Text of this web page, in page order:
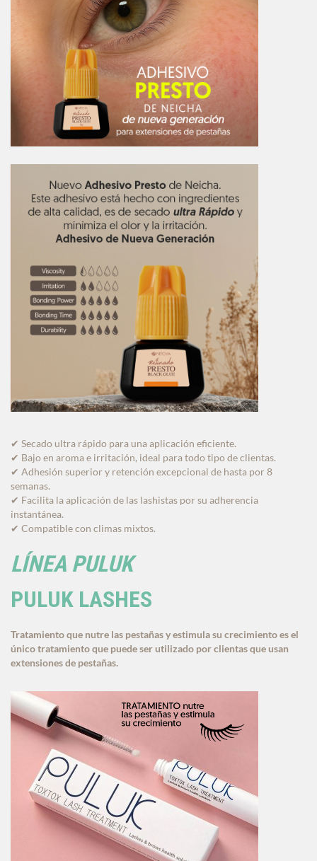
✔ Secado ultra rápido para una aplicación eficiente.
✔ Bajo en aroma e irritación, ideal para todo tipo de clientas.
✔ Adhesión superior y retención excepcional de hasta por 8
semanas.
✔ Facilita la aplicación de las lashistas por su adherencia
instantánea.
✔ Compatible con climas mixtos.
LÍNEA PULUK
PULUK LASHES
Tratamiento que nutre las pestañas y estimula su crecimiento es el
único tratamiento que puede ser utilizado por clientas que usan
extensiones de pestañas.